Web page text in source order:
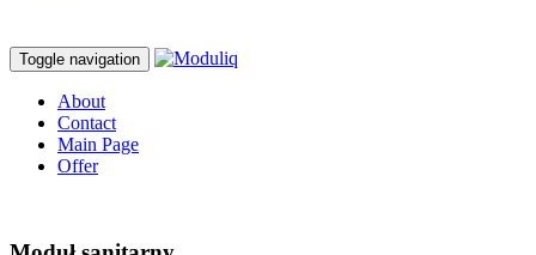
Toggle navigation
About
Contact
Main Page
Offer